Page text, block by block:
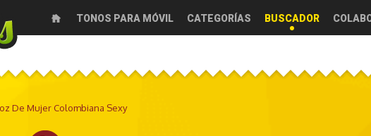
TONOS PARA MÓVIL CATEGORÍAS BUSCADOR
De Mujer Colombiana Sexy